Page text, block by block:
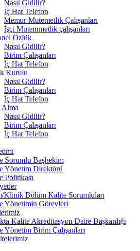
Nasıl Gidilir?
İç Hat Telefon
Memur Mutemetlik Çalışanları
İşçi Mutemmetlik çalışanları
Özlük
Nasıl Gidilir?
Birim Çalışanları
İç Hat Telefon
Kurulu
Nasıl Gidilir?
Birim Çalışanları
İç Hat Telefon
Alma
Nasıl Gidilir?
Birim Çalışanları
İç Hat Telefon
Sorumlu Başhekim
Yönetim Direktörü
Politikası
Klinik Bölüm Kalite Sorumluları
Yönetimin Görevleri
Kalite Akreditasyon Daire Başkanlığı
Yönetim Birim Çalışanları